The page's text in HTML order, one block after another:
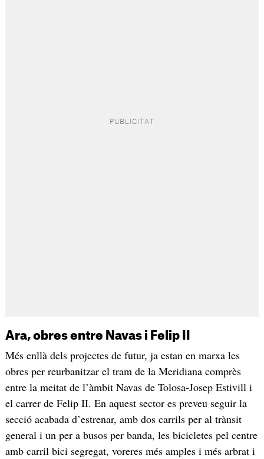
Ara, obres entre Navas i Felip II
Més enllà dels projectes de futur, ja estan en marxa les
obres per reurbanitzar el tram de la Meridiana comprès
entre la meitat de l’àmbit Navas de Tolosa-Josep Estivill i
el carrer de Felip II. En aquest sector es preveu seguir la
secció acabada d’estrenar, amb dos carrils per al trànsit
general i un per a busos per banda, les bicicletes pel centre
amb carril bici segregat, voreres més amples i més arbrat i